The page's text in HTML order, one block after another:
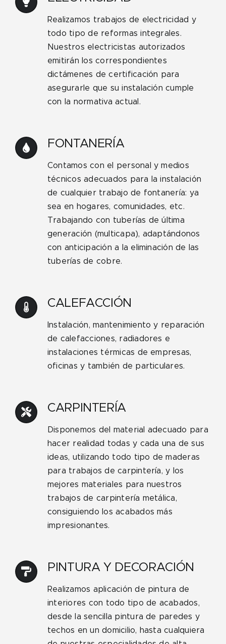
Realizamos trabajos de electricidad y
todo tipo de reformas integrales.
Nuestros electricistas autorizados
emitirán los correspondientes
dictámenes de certificación para
asegurarle que su instalación cumple
con la normativa actual.
FONTANERÍA
Contamos con el personal y medios
técnicos adecuados para la instalación
de cualquier trabajo de fontanería: ya
sea en hogares, comunidades, etc.
Trabajando con tuberías de última
generación (multicapa), adaptándonos
con anticipación a la eliminación de las
tuberías de cobre.
CALEFACCIÓN
Instalación, mantenimiento y reparación
de calefacciones, radiadores e
instalaciones térmicas de empresas,
oficinas y también de particulares.
CARPINTERÍA
Disponemos del material adecuado para
hacer realidad todas y cada una de sus
ideas, utilizando todo tipo de maderas
para trabajos de carpintería, y los
mejores materiales para nuestros
trabajos de carpintería metálica,
consiguiendo los acabados más
impresionantes.
PINTURA Y DECORACIÓN
Realizamos aplicación de pintura de
interiores con todo tipo de acabados,
desde la sencilla pintura de paredes y
techos en un domicilio, hasta cualquiera